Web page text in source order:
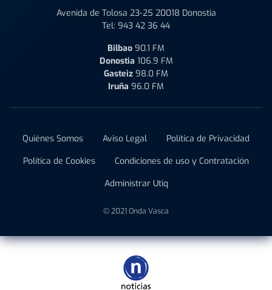
Avenida de Tolosa 23-25 20018 Donostia
Tel: 943 42 36 44
Bilbao 90.1 FM
Donostia 106.9 FM
Gasteiz 98.0 FM
Iruña 96.0 FM
Quiénes Somos Aviso Legal
Política de Privacidad
Política de Cookies
Condiciones de uso y Contratación
Administrar Utiq
© 2021 Onda Vasca